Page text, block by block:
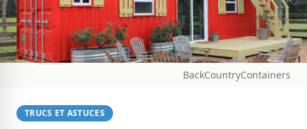
BackCountryContainers
TRUCS ET ASTUCES